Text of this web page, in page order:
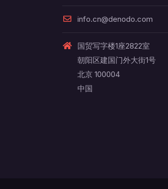
info.cn@denodo.com
国贸写字楼1座2822室
朝阳区建国门外大街1号
北京 100004
中国